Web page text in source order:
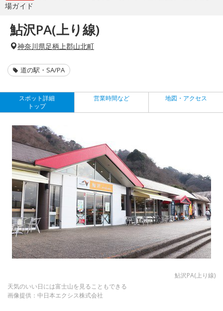
場ガイド
鮎沢PA(上り線)
神奈川県足柄上郡山北町
道の駅・SA/PA
スポット詳細
トップ
営業時間など 地図・アクセス
鮎沢PA(上り線)
天気のいい日には富士山を見ることもできる
画像提供：中日本エクシス株式会社